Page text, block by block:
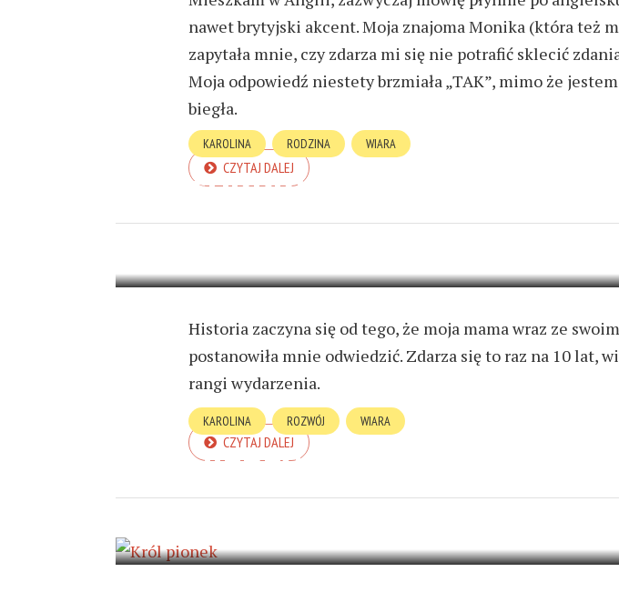
nawet brytyjski akcent. Moja znajomaMonika (która też
zapytała mnie, czy zdarza mi się nie potrafić sklecić
Moja odpowiedź niestety brzmiała „TAK”, mimo że
biegła.
CZYTAJ DALEJ
KAROLINA RODZINA WIARA
SURPRISE!
Historia zaczyna się od tego, że moja mama wraz ze
postanowiła mnie odwiedzić. Zdarza się to raz na 10 lat,
rangi wydarzenia.
CZYTAJ DALEJ
KAROLINA ROZWÓJ WIARA
NIEPEWNOŚĆ SIEBIE